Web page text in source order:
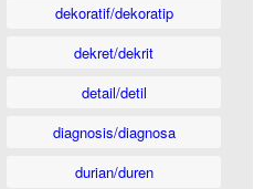
dekoratif/dekoratip
dekret/dekrit
detail/detil
diagnosis/diagnosa
durian/duren